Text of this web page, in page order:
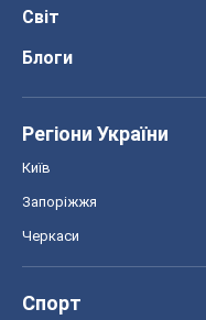
Світ
Блоги
Регіони України
Київ
Запоріжжя
Черкаси
Спорт